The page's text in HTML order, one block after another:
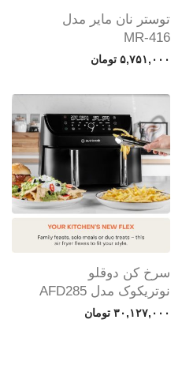
توستر نان مایر مدل
MR-416
۵,۷۵۱,۰۰۰ تومان
سرخ کن دوقلو
نوتریکوک مدل AFD285
۳۰,۱۲۷,۰۰۰ تومان